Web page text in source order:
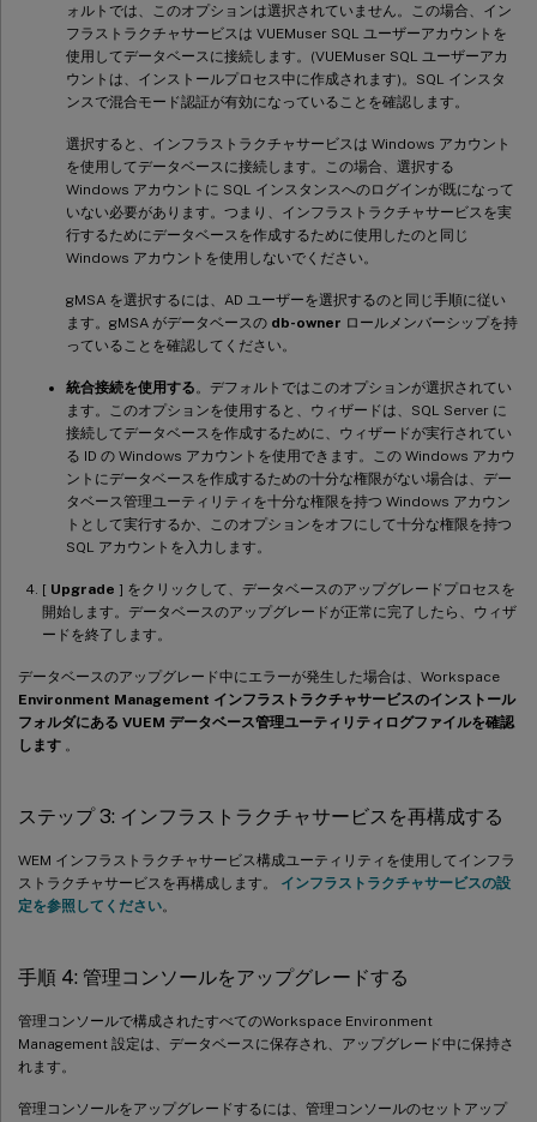
ォルトでは、このオプションは選択されていません。この場合、イン
フラストラクチャサービスは VUEMuser SQL ユーザーアカウントを
使用してデータベースに接続します。(VUEMuser SQL ユーザーアカ
ウントは、インストールプロセス中に作成されます)。SQL インスタ
ンスで混合モード認証が有効になっていることを確認します。
選択すると、インフラストラクチャサービスは Windows アカウント
を使用してデータベースに接続します。この場合、選択する
Windows アカウントに SQL インスタンスへのログインが既になって
いない必要があります。つまり、インフラストラクチャサービスを実
行するためにデータベースを作成するために使用したのと同じ
Windows アカウントを使用しないでください。
gMSA を選択するには、AD ユーザーを選択するのと同じ手順に従い
ます。gMSA がデータベースの db-owner ロールメンバーシップを持
っていることを確認してください。
統合接続を使用する。デフォルトではこのオプションが選択されてい
ます。このオプションを使用すると、ウィザードは、SQL Server に
接続してデータベースを作成するために、ウィザードが実行されてい
る ID の Windows アカウントを使用できます。この Windows アカウ
ントにデータベースを作成するための十分な権限がない場合は、デー
タベース管理ユーティリティを十分な権限を持つ Windows アカウン
トとして実行するか、このオプションをオフにして十分な権限を持つ
SQL アカウントを入力します。
[ Upgrade ] をクリックして、データベースのアップグレードプロセスを
開始します。データベースのアップグレードが正常に完了したら、ウィザ
ードを終了します。
データベースのアップグレード中にエラーが発生した場合は、Workspace
Environment Management インフラストラクチャサービスのインストール
フォルダにある VUEM データベース管理ユーティリティログファイルを確認
します 。
ステップ 3: インフラストラクチャサービスを再構成する
WEM インフラストラクチャサービス構成ユーティリティを使用してインフラ
ストラクチャサービスを再構成します。 インフラストラクチャサービスの設
定を参照してください。
手順 4: 管理コンソールをアップグレードする
管理コンソールで構成されたすべてのWorkspace Environment
Management 設定は、データベースに保存され、アップグレード中に保持さ
れます。
管理コンソールをアップグレードするには、管理コンソールのセットアップ